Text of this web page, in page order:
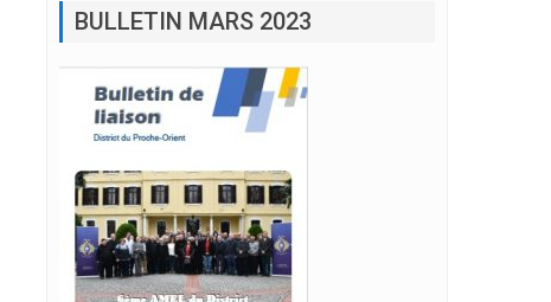
BULLETIN MARS 2023